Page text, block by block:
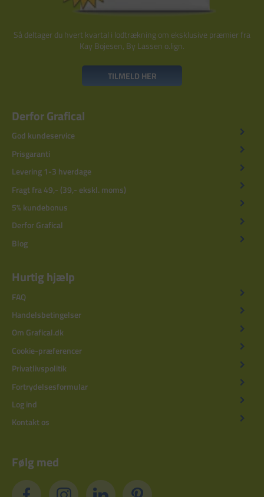
Så deltager du hvert kvartal i lodtrækning om eksklusive præmier fra
Kay Bojesen, By Lassen o.lign.
TILMELD HER
Derfor Grafical
God kundeservice
Prisgaranti
Levering 1-3 hverdage
Fragt fra 49,- (39,- ekskl. moms)
5% kundebonus
Derfor Grafical
Blog
Hurtig hjælp
FAQ
Handelsbetingelser
Om Grafical.dk
Cookie-præferencer
Privatlivspolitik
Fortrydelsesformular
Log ind
Kontakt os
Følg med